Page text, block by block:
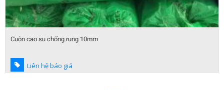
Cuộn cao su chống rung 10mm
Liên hệ báo giá